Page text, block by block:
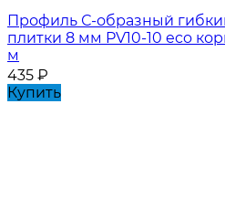
Профиль С-образный
плитки 8 мм PV10-10 eco
м
435 ₽
Купить